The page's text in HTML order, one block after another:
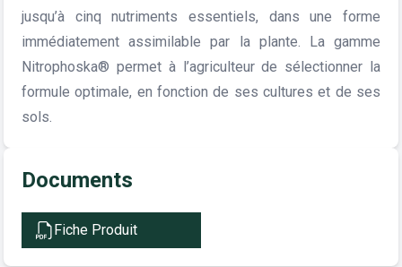
jusqu’à cinq nutriments essentiels, dans une forme
immédiatement assimilable par la plante. La gamme
Nitrophoska® permet à l’agriculteur de sélectionner la
formule optimale, en fonction de ses cultures et de ses
sols.
Documents
Fiche Produit